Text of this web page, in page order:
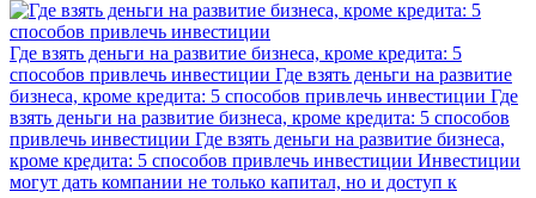
Где взять деньги на развитие бизнеса, кроме кредита: 5
способов привлечь инвестиции Где взять деньги на развитие
бизнеса, кроме кредита: 5 способов привлечь инвестиции Где
взять деньги на развитие бизнеса, кроме кредита: 5 способов
привлечь инвестиции Где взять деньги на развитие бизнеса,
кроме кредита: 5 способов привлечь инвестиции Инвестиции
могут дать компании не только капитал, но и доступ к